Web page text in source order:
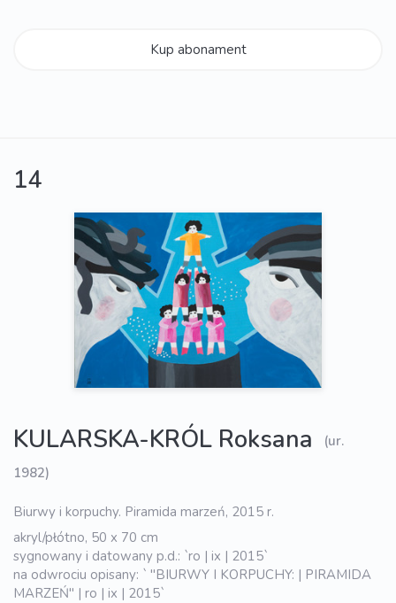
Kup abonament
14
KULARSKA-KRÓL Roksana
(ur.
1982)
Biurwy i korpuchy. Piramida marzeń, 2015 r.
akryl/płótno, 50 x 70 cm
sygnowany i datowany p.d.: `ro | ix | 2015`
na odwrociu opisany: ` "BIURWY I KORPUCHY: | PIRAMIDA
MARZEŃ" | ro | ix | 2015`